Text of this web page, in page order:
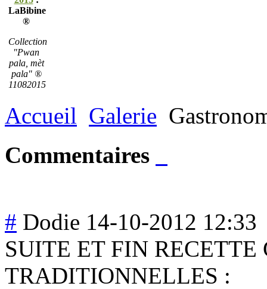
LaBibine
®
Collection
"Pwan
pala, mèt
pala" ®
11082015
Accueil Galerie
Commentaires
# Dodie 14-10-2012 12:33
SUITE ET FIN
TRADITIONNELLES :